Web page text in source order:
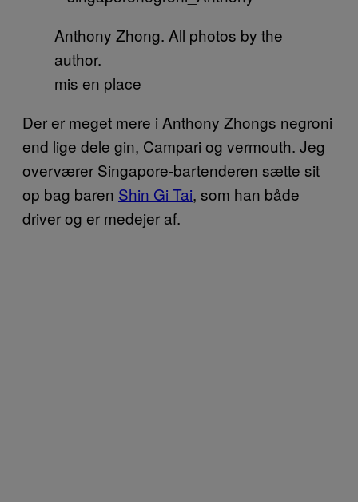
Anthony Zhong. All photos by the
author.
mis en place
Der er meget mere i Anthony Zhongs negroni
end lige dele gin, Campari og vermouth. Jeg
overværer Singapore-bartenderen sætte sit
op bag baren Shin Gi Tai, som han både
driver og er medejer af.